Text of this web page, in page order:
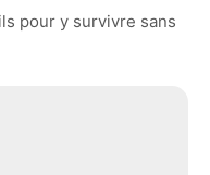
pour y survivre sans